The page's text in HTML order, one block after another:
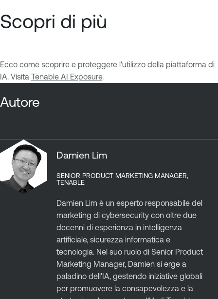
Scopri di più
Ecco come scoprire e proteggere l'utilizzo della piattaforma di
IA. Visita Tenable AI Exposure.
Autore
Damien Lim
SENIOR PRODUCT MARKETING MANAGER,
TENABLE
Damien Lim è un esperto responsabile del
marketing di cybersecurity con oltre due
decenni di esperienza in intelligenza
artificiale, sicurezza informatica e
tecnologia. Nel suo ruolo di Senior Product
Marketing Manager, Damien si erge a
paladino dell'IA, gestendo iniziative globali
per promuovere la consapevolezza e la